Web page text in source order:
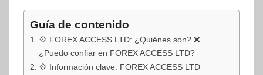
Guía de contenido
💠 FOREX ACCESS LTD: ¿Quiénes son? ❌
¿Puedo confiar en FOREX ACCESS LTD?
💠 Información clave: FOREX ACCESS LTD